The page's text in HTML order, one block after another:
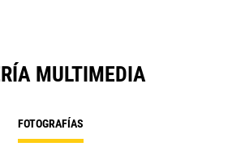
MULTIMEDIA
FOTOGRAFÍAS